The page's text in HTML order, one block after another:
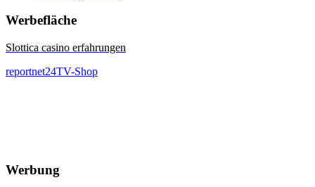
Werbefläche
Slottica casino erfahrungen
reportnet24TV-Shop
Werbung